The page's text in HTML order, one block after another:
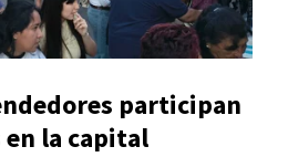
participan
en la capital